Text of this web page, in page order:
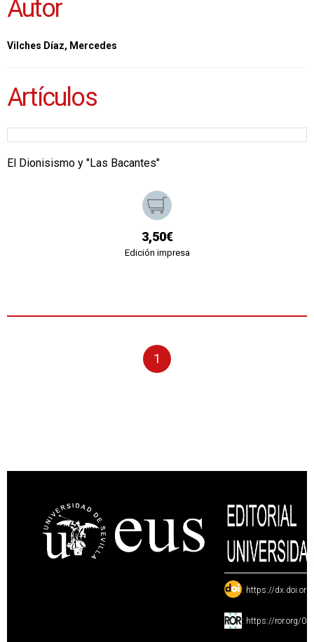
Autor
Vilches Díaz, Mercedes
Artículos
El Dionisismo y "Las Bacantes"
3,50€
Edición impresa
1
: https://
: https://ror.org/